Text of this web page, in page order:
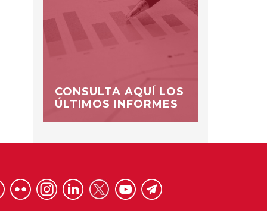
CONSULTA AQUÍ LOS
ÚLTIMOS INFORMES